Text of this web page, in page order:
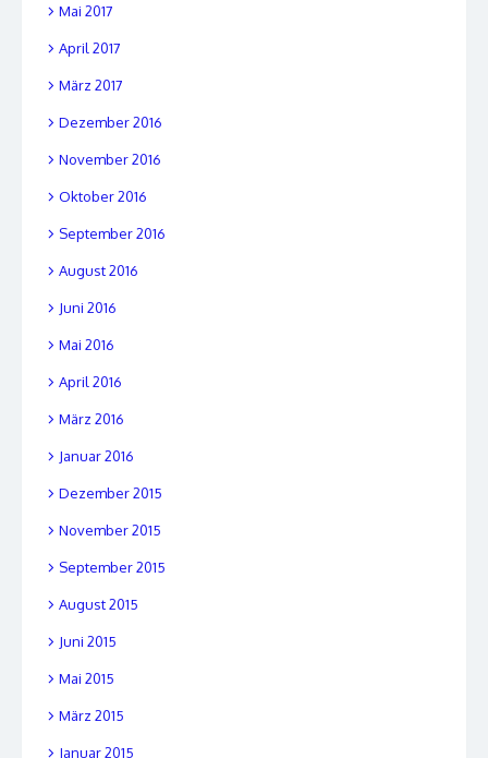
Mai 2017
April 2017
März 2017
Dezember 2016
November 2016
Oktober 2016
September 2016
August 2016
Juni 2016
Mai 2016
April 2016
März 2016
Januar 2016
Dezember 2015
November 2015
September 2015
August 2015
Juni 2015
Mai 2015
März 2015
Januar 2015